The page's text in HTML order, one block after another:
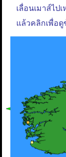
เลื่อนเมาส์ไป
แล้วคลิกเพื่อ